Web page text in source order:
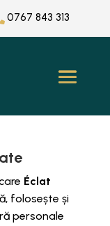
0767 843 313
Éclat
folosește și
personale